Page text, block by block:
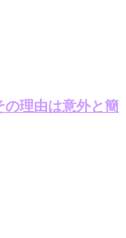
の理由は意外と簡